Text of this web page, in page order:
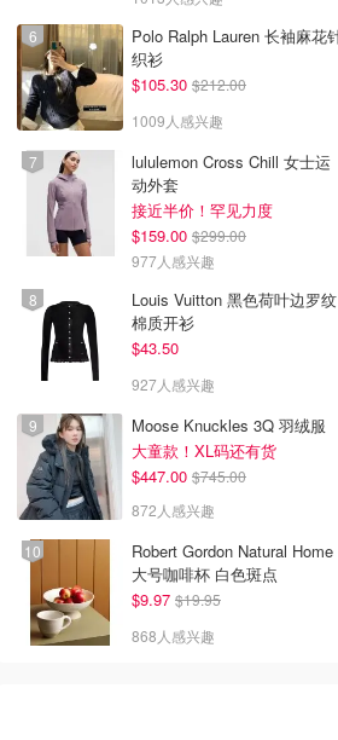
Polo Ralph Lauren 长袖麻花针
织衫
$105.30 $212.00
1009人感兴趣
lululemon Cross Chill 女士运
动外套
接近半价！罕见力度
$159.00 $299.00
977人感兴趣
Louis Vuitton 黑色荷叶边罗纹
棉质开衫
$43.50
927人感兴趣
Moose Knuckles 3Q 羽绒服
大童款！XL码还有货
$447.00 $745.00
872人感兴趣
Robert Gordon Natural Home
大号咖啡杯 白色斑点
$9.97 $19.95
868人感兴趣